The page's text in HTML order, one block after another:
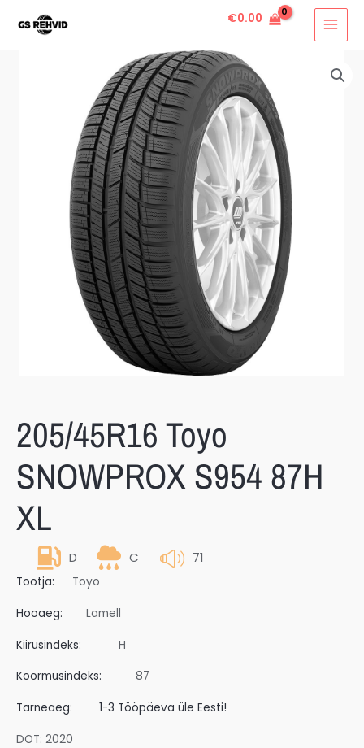
€0.00
205/45R16 Toyo
SNOWPROX S954 87H
XL
D C 71
Tootja: Toyo
Hooaeg: Lamell
Kiirusindeks: H
Koormusindeks: 87
Tarneaeg: 1-3 Tööpäeva üle Eesti!
DOT: 2020